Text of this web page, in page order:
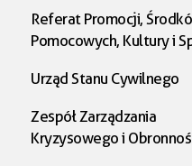
Referat Promocji,
Pomocowych, Kultury i
Urząd Stanu Cywilnego
Zespół Zarządzania
Kryzysowego i